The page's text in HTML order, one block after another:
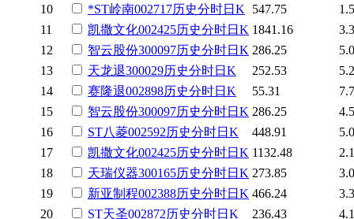
10
*ST岭南002717历史分时日K 547.75
11
凯撒文化002425历史分时日K 1841.16
12
智云股份300097历史分时日K 286.25
13
天龙退300029历史分时日K 252.53
14
赛隆退002898历史分时日K 55.31
15
智云股份300097历史分时日K 286.25
16
ST八菱002592历史分时日K 448.91
17
凯撒文化002425历史分时日K 1132.48
18
天瑞仪器300165历史分时日K 273.85
19
新亚制程002388历史分时日K 466.24
20
ST天圣002872历史分时日K 236.43